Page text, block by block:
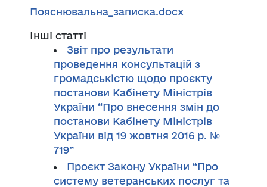
Пояснювальна_записка.docx
Інші статті
Звіт про результати
проведення консультацій з
громадськістю щодо проєкту
постанови Кабінету Міністрів
України “Про внесення змін до
постанови Кабінету Міністрів
України від 19 жовтня 2016 р. №
719”
Проєкт Закону України “Про
систему ветеранських послуг та